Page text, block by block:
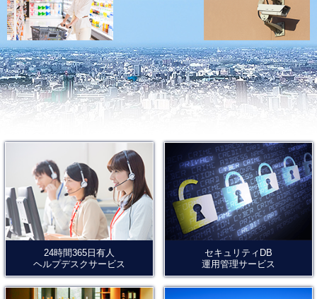
24時間365日有人
ヘルプデスクサービス
セキュリティDB
運用管理サービス